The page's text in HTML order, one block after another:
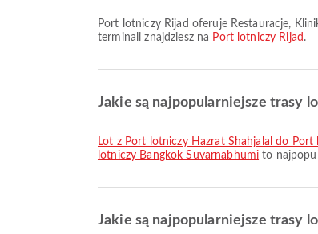
Port lotniczy Rijad oferuje Restauracje, Klinika i Apteki, Taxi oraz wiele innych udogodnień, aby poprawić komfort podróży. Szczegółowe informacje o udogodnieniach i układzie
terminali znajdziesz na Port lotniczy Rijad .
Jakie są najpopularniejsze trasy
lot z Port lotniczy Hazrat Shahjalal do Port
lotniczy Bangkok Suvarnabhumi to
Jakie są najpopularniejsze trasy